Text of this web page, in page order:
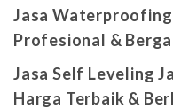
Jasa Waterproofing
Profesional &
Jasa Self Leveling
Harga Terbaik &